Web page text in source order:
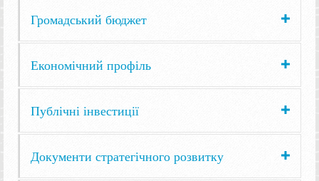
Громадський бюджет
Економічний профіль
Публічні інвестиції
Документи стратегічного розвитку